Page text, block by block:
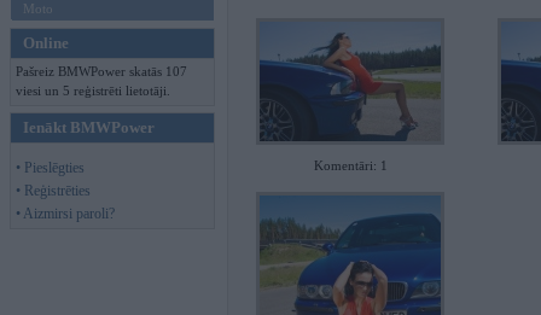
Moto
Online
Pašreiz BMWPower skatās 107
viesi un 5 reģistrēti lietotāji.
Ienākt BMWPower
• Pieslēgties
• Reģistrēties
• Aizmirsi paroli?
Komentāri: 1